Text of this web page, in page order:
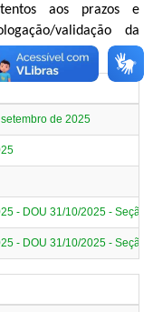
aos prazos e
validação da
de 2025
- DOU 31/10/2025 -
- DOU 31/10/2025 -